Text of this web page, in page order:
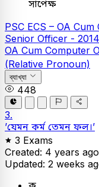
সাপেক্ষ
PSC ECS – OA
Senior Officer - 2014
OA Cum Computer
(Relative Pronoun)
ব্যাখ্যা
448
3.
’যেমন কর্ম তেমন ফল।’
3 Exams
Created: 4 years ago
Updated: 2 weeks